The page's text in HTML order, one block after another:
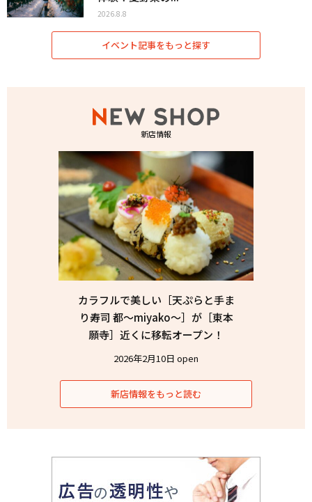
2026.8.8
イベント記事をもっと探す
新店情報
カラフルで美しい［天ぷらと手ま
り寿司 都〜miyako〜］が［東本
願寺］近くに移転オープン！
2026年2月10日 open
新店情報をもっと読む